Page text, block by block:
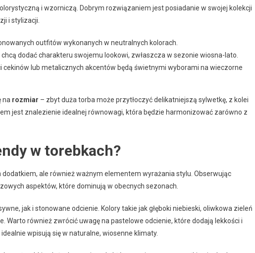
i wzorniczą. Dobrym rozwiązaniem jest posiadanie w swojej kolekcji
i stylizacji.
outfitów wykonanych w neutralnych kolorach.
chcą dodać charakteru swojemu lookowi, zwłaszcza w sezonie wiosna-lato.
cekinów lub metalicznych akcentów będą świetnymi wyborami na wieczorne
na rozmiar – zbyt duża torba może przytłoczyć delikatniejszą sylwetkę, z kolei
jest znalezienie idealnej równowagi, która będzie harmonizować zarówno z
w torebkach?
ale również ważnym elementem wyrażania stylu. Obserwując
aspektów, które dominują w obecnych sezonach.
jak i stonowane odcienie. Kolory takie jak głęboki niebieski, oliwkowa zieleń
Warto również zwrócić uwagę na pastelowe odcienie, które dodają lekkości i
idealnie wpisują się w naturalne, wiosenne klimaty.